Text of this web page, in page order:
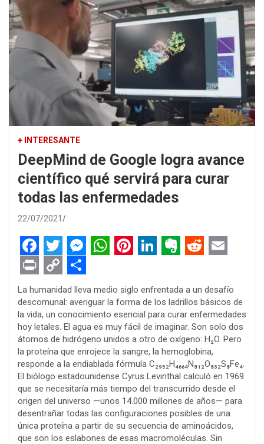
+ INTERESANTE
DeepMind de Google logra avance
científico qué servirá para curar
todas las enfermedades
22/07/2021
F
a
c
e
b
o
o
k
T
w
i
t
t
e
r
M
e
s
s
e
n
g
e
r
h
a
t
s
A
p
p
i
n
t
e
r
e
s
t
i
n
k
e
d
I
n
v
e
r
n
o
t
e
e
d
d
i
t
m
a
i
l
P
r
i
n
t
C
o
p
y
L
i
n
k
S
h
a
r
e
La humanidad lleva medio siglo enfrentada a un desafío
descomunal: averiguar la forma de los ladrillos básicos de
la vida, un conocimiento esencial para curar enfermedades
hoy letales. El agua es muy fácil de imaginar. Son solo dos
átomos de hidrógeno unidos a otro de oxígeno: H₂O. Pero
la proteína que enrojece la sangre, la hemoglobina,
responde a la endiablada fórmula C₂₉₅₂H₄₆₆₄N₈₁₂O₈₃₂S₈Fe₄.
El biólogo estadounidense Cyrus Levinthal calculó en 1969
que se necesitaría más tiempo del transcurrido desde el
origen del universo —unos 14.000 millones de años— para
desentrañar todas las configuraciones posibles de una
única proteína a partir de su secuencia de aminoácidos,
que son los eslabones de esas macromoléculas. Sin